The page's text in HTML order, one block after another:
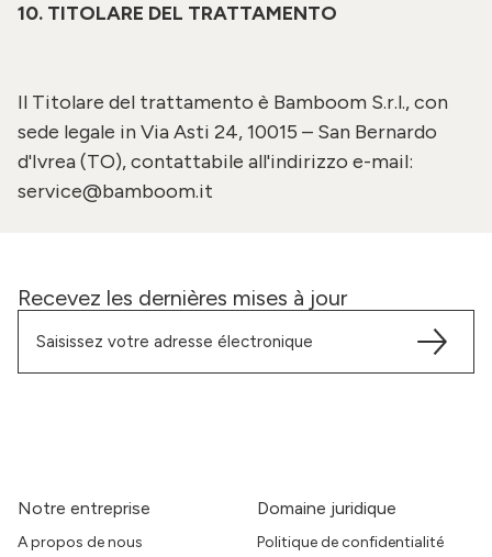
10. TITOLARE DEL TRATTAMENTO
Il Titolare del trattamento è Bamboom S.r.l., con
sede legale in Via Asti 24, 10015 – San Bernardo
d'Ivrea (TO), contattabile all'indirizzo e-mail:
service@bamboom.it
Recevez les dernières mises à jour
Notre entreprise
A propos de nous
Domaine juridique
Politique de confidentialité